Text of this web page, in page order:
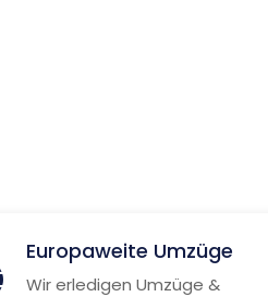
Europaweite Umzüge
Wir erledigen Umzüge &